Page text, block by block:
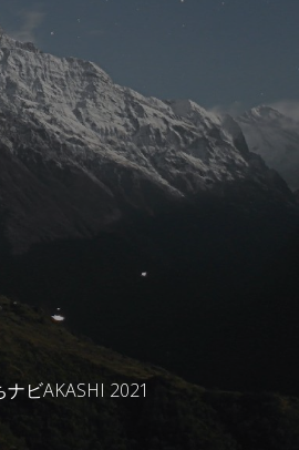
ビAKASHI 2021